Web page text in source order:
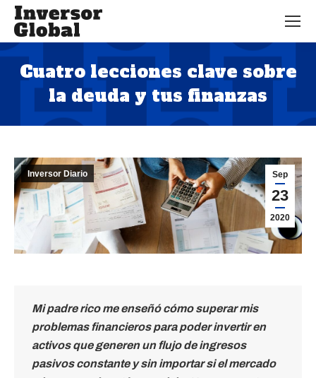
Cuatro lecciones clave sobre
la deuda y tus finanzas
Estás aquí:
Sep
23
2020
Inversor Diario
Mi padre rico me enseñócómosuperar mis
problemas financieros para poder invertir en
activos que generen un flujo de ingresos
pasivos constante y sin importar si el mercado